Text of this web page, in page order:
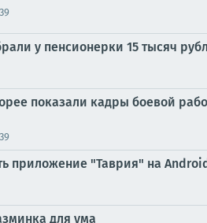
у пенсионерки 15 тысяч
показали кадры боевой
приложение "Таврия" на
для ума